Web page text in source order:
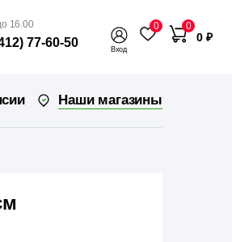
16.00
77-60-50 Вход
0 0
0 ₽
Наши магазины